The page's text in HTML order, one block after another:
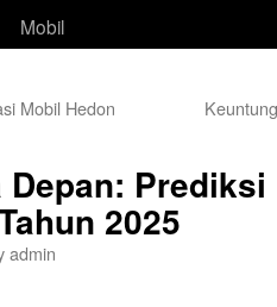
Mobil
Mobil Hedon
Depan:
2025
admin